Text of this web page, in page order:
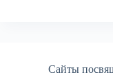
Сайты